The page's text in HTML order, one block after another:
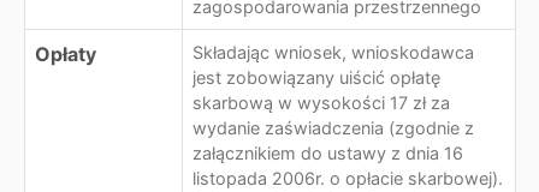
zagospodarowania przestrzennego
Opłaty
Składając wniosek, wnioskodawca
jest zobowiązany uiścić opłatę
skarbową w wysokości 17 zł za
wydanie zaświadczenia (zgodnie z
załącznikiem do ustawy z dnia 16
listopada 2006r. o opłacie skarbowej).